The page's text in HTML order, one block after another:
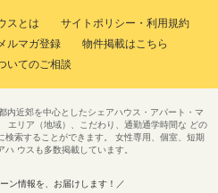
スとは
サイトポリシー・利用規約
ルマガ登録
物件掲載はこちら
いてのご相談
内近郊を中心としたシェアハウス・アパート・マ
エリア（地域）、こだわり、通勤通学時間な どの
索することができます。 女性専用、個室、短期
ウスも多数掲載しています。
ン情報を、お届けします！／